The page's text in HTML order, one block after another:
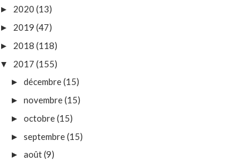
► 2020 (13)
► 2019 (47)
► 2018 (118)
▼ 2017 (155)
► décembre(15)
► novembre(15)
► octobre(15)
► septembre(15)
► août(9)